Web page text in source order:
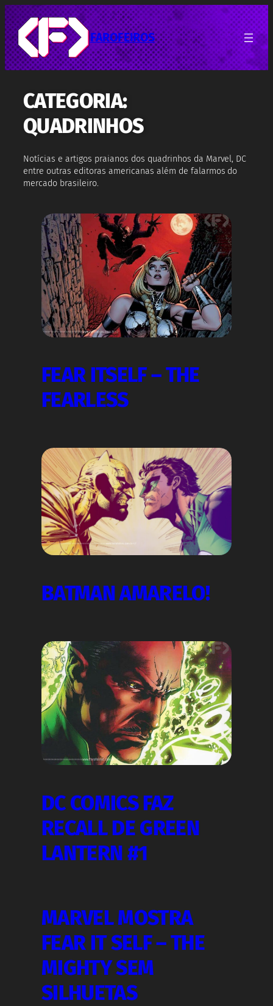
Pular
para
o
conteúdo
FAROFEIROS
CATEGORIA:
QUADRINHOS
Notícias e artigos praianos dos quadrinhos da Marvel, DC
entre outras editoras americanas além de falarmos do
mercado brasileiro.
FEAR ITSELF – THE
FEARLESS
BATMAN AMARELO!
DC COMICS FAZ
RECALL DE GREEN
LANTERN #1
MARVEL MOSTRA
FEAR IT SELF – THE
MIGHTY SEM
SILHUETAS